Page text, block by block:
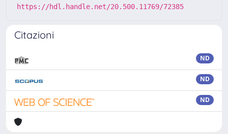
https://hdl.handle.net/20.500.11769/72385
Citazioni
ND
ND
ND